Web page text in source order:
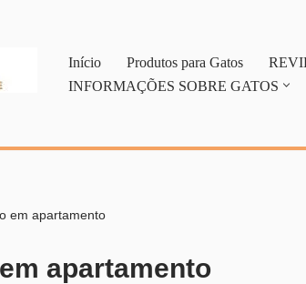
Início Produtos para Gatos
INFORMAÇÕES SOBRE GATOS
em apartamento
apartamento